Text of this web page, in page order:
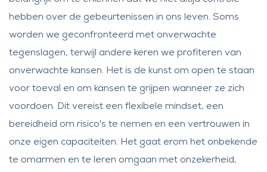
hebben over de gebeurtenissen in ons leven. Soms
worden we geconfronteerd met onverwachte
tegenslagen, terwijl andere keren we profiteren van
onverwachte kansen. Het is de kunst om open te staan
voor toeval en om kansen te grijpen wanneer ze zich
voordoen. Dit vereist een flexibele mindset, een
bereidheid om risico's te nemen en een vertrouwen in
onze eigen capaciteiten. Het gaat erom het onbekende
te omarmen en te leren omgaan met onzekerheid,